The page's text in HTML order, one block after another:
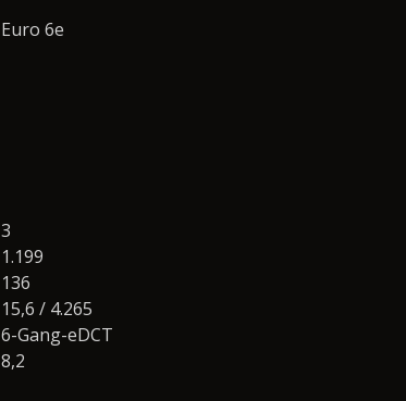
Euro 6e
3
1.199
136
15,6 / 4.265
6-Gang-eDCT
8,2